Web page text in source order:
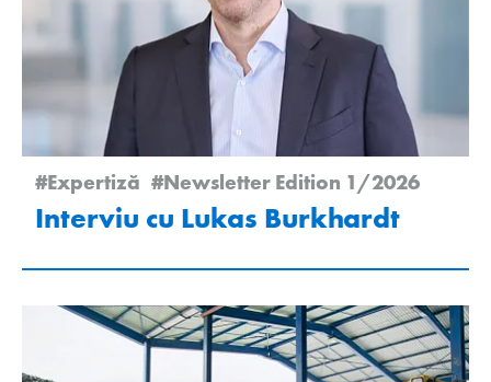
#Expertiză #Newsletter Edition 1/2026
Interviu cu Lukas Burkhardt